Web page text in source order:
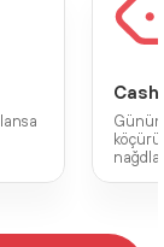
Cash